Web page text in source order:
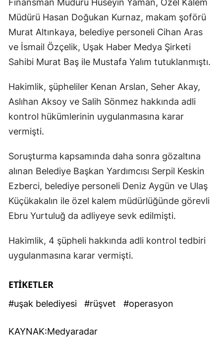
Finansman Müdürü Hüseyin Yaman, Özel Kalem
Müdürü Hasan Doğukan Kurnaz, makam şoförü
Murat Altınkaya, belediye personeli Cihan Aras
ve İsmail Özçelik, Uşak Haber Medya Şirketi
Sahibi Murat Baş ile Mustafa Yalım tutuklanmıştı.
Hakimlik, şüpheliler Kenan Arslan, Seher Akay,
Aslıhan Aksoy ve Salih Sönmez hakkında adli
kontrol hükümlerinin uygulanmasına karar
vermişti.
Soruşturma kapsamında daha sonra gözaltına
alınan Belediye Başkan Yardımcısı Serpil Keskin
Ezberci, belediye personeli Deniz Aygün ve Ulaş
Küçükakalın ile özel kalem müdürlüğünde görevli
Ebru Yurtuluğ da adliyeye sevk edilmişti.
Hakimlik, 4 şüpheli hakkında adli kontrol tedbiri
uygulanmasına karar vermişti.
ETİKETLER
#uşak belediyesi #rüşvet #operasyon
KAYNAK:Medyaradar